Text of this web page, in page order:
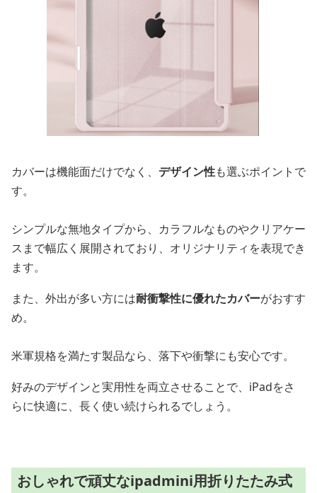
カバーは機能面だけでなく、 デザイン性も選ぶポイントで
す。
シンプルな無地タイプから、カラフルなものやクリアケー
スまで幅広く展開されており、オリジナリティを表現でき
ます。
また、外出が多い方には耐衝撃性に優れたカバーがおすす
め。
米軍規格を満たす製品なら、落下や衝撃にも安心です。
好みのデザインと実用性を両立させることで、iPadをさ
らに快適に、長く使い続けられるでしょう。
おしゃれで頑丈なipadmini用折りたたみ式